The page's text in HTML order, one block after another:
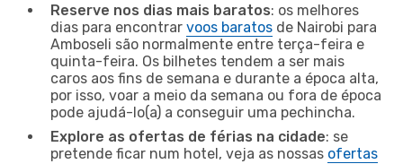
Reserve nos dias mais baratos: os melhores
dias para encontrar voos baratos de Nairobi para
Amboseli são normalmente entre terça-feira e
quinta-feira. Os bilhetes tendem a ser mais
caros aos fins de semana e durante a época alta,
por isso, voar a meio da semana ou fora de época
pode ajudá-lo(a) a conseguir uma pechincha.
Explore as ofertas de férias na cidade: se
pretende ficar num hotel, veja as nossas ofertas